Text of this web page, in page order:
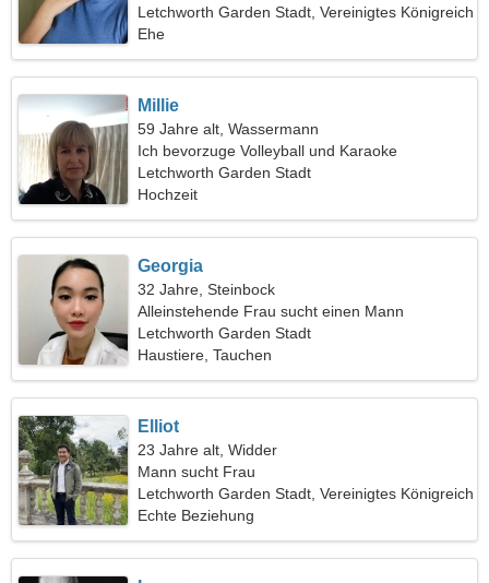
Letchworth Garden Stadt, Vereinigtes Königreich
Ehe
Millie
59 Jahre alt, Wassermann
Ich bevorzuge Volleyball und Karaoke
Letchworth Garden Stadt
Hochzeit
Georgia
32 Jahre, Steinbock
Alleinstehende Frau sucht einen Mann
Letchworth Garden Stadt
Haustiere, Tauchen
Elliot
23 Jahre alt, Widder
Mann sucht Frau
Letchworth Garden Stadt, Vereinigtes Königreich
Echte Beziehung